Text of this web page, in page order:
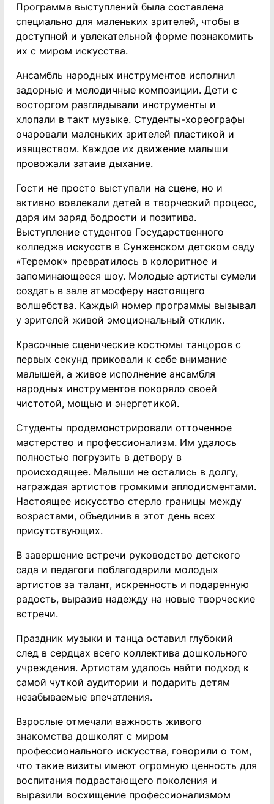
Программа выступлений была составлена
специально для маленьких зрителей, чтобы в
доступной и увлекательной форме познакомить
их с миром искусства.
Ансамбль народных инструментов исполнил
задорные и мелодичные композиции. Дети с
восторгом разглядывали инструменты и
хлопали в такт музыке. Студенты-хореографы
очаровали маленьких зрителей пластикой и
изяществом. Каждое их движение малыши
провожали затаив дыхание.
Гости не просто выступали на сцене, но и
активно вовлекали детей в творческий процесс,
даря им заряд бодрости и позитива.
Выступление студентов Государственного
колледжа искусств в Сунженском детском саду
«Теремок» превратилось в колоритное и
запоминающееся шоу. Молодые артисты сумели
создать в зале атмосферу настоящего
волшебства. Каждый номер программы вызывал
у зрителей живой эмоциональный отклик.
Красочные сценические костюмы танцоров с
первых секунд приковали к себе внимание
малышей, а живое исполнение ансамбля
народных инструментов покоряло своей
чистотой, мощью и энергетикой.
Студенты продемонстрировали отточенное
мастерство и профессионализм. Им удалось
полностью погрузить в детвору в
происходящее. Малыши не остались в долгу,
награждая артистов громкими аплодисментами.
Настоящее искусство стерло границы между
возрастами, объединив в этот день всех
присутствующих.
В завершение встречи руководство детского
сада и педагоги поблагодарили молодых
артистов за талант, искренность и подаренную
радость, выразив надежду на новые творческие
встречи.
Праздник музыки и танца оставил глубокий
след в сердцах всего коллектива дошкольного
учреждения. Артистам удалось найти подход к
самой чуткой аудитории и подарить детям
незабываемые впечатления.
Взрослые отмечали важность живого
знакомства дошколят с миром
профессионального искусства, говорили о том,
что такие визиты имеют огромную ценность для
воспитания подрастающего поколения и
выразили восхищение профессионализмом